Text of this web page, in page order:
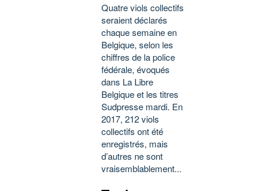
Quatre viols collectifs
seraient déclarés
chaque semaine en
Belgique, selon les
chiffres de la police
fédérale, évoqués
dans La Libre
Belgique et les titres
Sudpresse mardi. En
2017, 212 viols
collectifs ont été
enregistrés, mais
d’autres ne sont
vraisemblablement...